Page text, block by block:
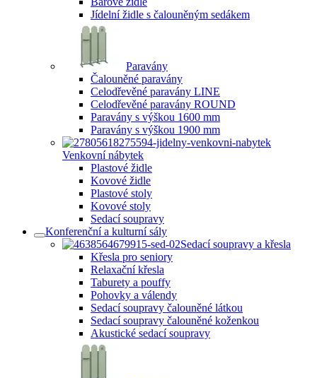
Jídelní židle s čalouněným sedákem
Paravány
Čalouněné paravány
Celodřevěné paravány LINE
Celodřevěné paravány ROUND
Paravány s výškou 1600 mm
Paravány s výškou 1900 mm
Venkovní nábytek
Plastové židle
Kovové židle
Plastové stoly
Kovové stoly
Sedací soupravy
Konferenční a kulturní sály
Sedací soupravy a křesla
Křesla pro seniory
Relaxační křesla
Taburety a pouffy
Pohovky a válendy
Sedací soupravy čalouněné látkou
Sedací soupravy čalouněné koženkou
Akustické sedací soupravy